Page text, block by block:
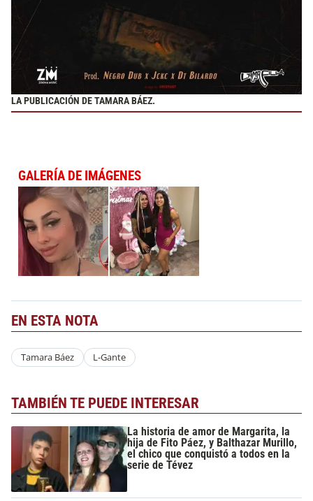
LA PUBLICACIÓN DE TAMARA BÁEZ.
GALERÍA DE IMÁGENES
EN ESTA NOTA
Tamara Báez L-Gante
TAMBIÉN TE PUEDE INTERESAR
La historia de amor de Margarita, la
hija de Fito Páez, y Balthazar Murillo,
el chico que conquistó a todos en la
serie de Tévez